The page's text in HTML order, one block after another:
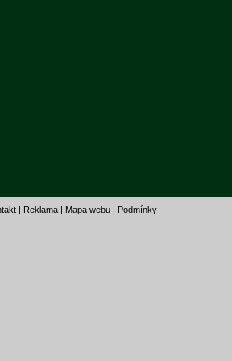
| Reklama | Mapa webu | Podmínky